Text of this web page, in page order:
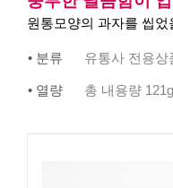
원통모양의 과자를 씹
• 분류 유통사 전용상
• 열량 총 내용량